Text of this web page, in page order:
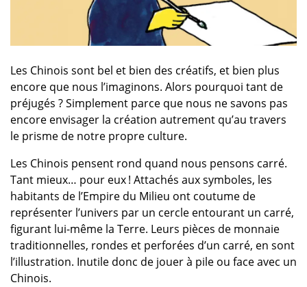
Les Chinois sont bel et bien des créatifs, et bien plus
encore que nous l’imaginons. Alors pourquoi tant de
préjugés ? Simplement parce que nous ne savons pas
encore envisager la création autrement qu’au travers
le prisme de notre propre culture.
Les Chinois pensent rond quand nous pensons carré.
Tant mieux… pour eux ! Attachés aux symboles, les
habitants de l’Empire du Milieu ont coutume de
représenter l’univers par un cercle entourant un carré,
figurant lui-même la Terre. Leurs pièces de monnaie
traditionnelles, rondes et perforées d’un carré, en sont
l’illustration. Inutile donc de jouer à pile ou face avec un
Chinois.